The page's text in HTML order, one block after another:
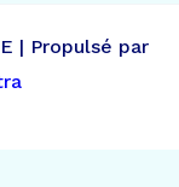
| Propulsé par